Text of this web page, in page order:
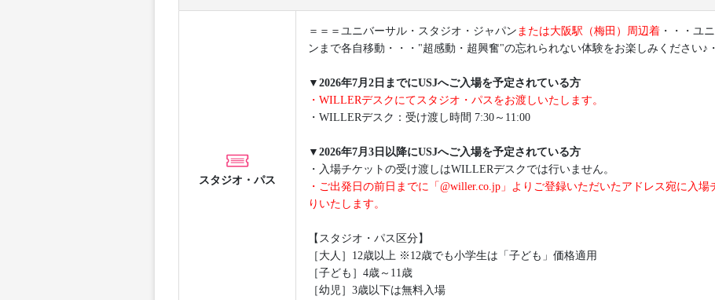
スタジオ・パス
＝＝＝ユニバーサル・スタジオ・ジャパン または大阪駅（梅田）周辺着 ・・・ユ
ンまで各自移動・・・"超感動・超興奮"の忘れられない体験をお楽しみください♪
▼2026年7月2日までにUSJへご入場を予定されている方
・WILLERデスクにてスタジオ・パスをお渡しいたします。
・WILLERデスク：受け渡し時間 7:30～11:00
▼2026年7月3日以降にUSJへご入場を予定されている方
・入場チケットの受け渡しはWILLERデスクでは行いません。
・ご出発日の前日までに「@willer.co.jp」よりご登録いただいたアドレス宛に入場
りいたします。
【スタジオ・パス区分】
［大人］12歳以上 ※12歳でも小学生は「子ども」価格適用
［子ども］4歳～11歳
［幼児］3歳以下は無料入場